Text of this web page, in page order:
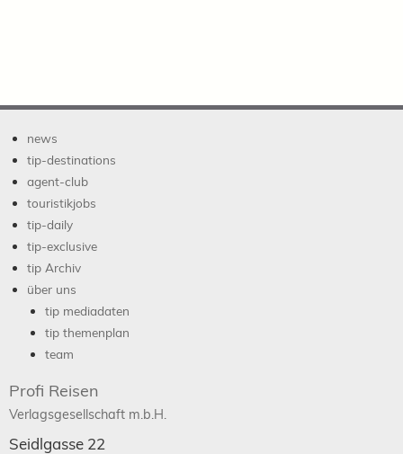
news
tip-destinations
agent-club
touristikjobs
tip-daily
tip-exclusive
tip Archiv
über uns
tip mediadaten
tip themenplan
team
Profi Reisen
Verlagsgesellschaft m.b.H.
Seidlgasse 22